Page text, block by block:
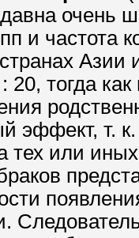
очень
и частота
Азии
20, тогда
эффект, т.
тех или